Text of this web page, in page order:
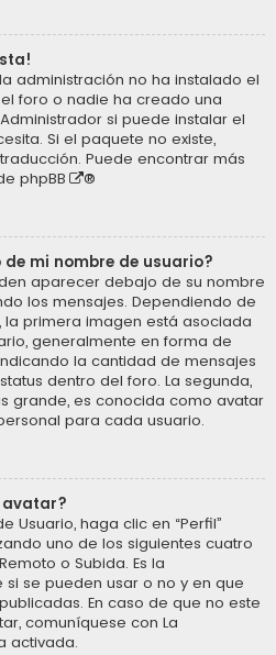
administración no ha instalado el
foro o nadie ha creado una
si puede instalar el
Si el paquete no existe,
Puede encontrar más
phpBB ®
mi nombre de usuario?
aparecer debajo de su nombre
los mensajes. Dependiendo de
la primera imagen está asociada
generalmente en forma de
la cantidad de mensajes
dentro del foro. La segunda,
grande, es conocida como avatar
para cada usuario.
avatar?
Usuario, haga clic en “Perfil”
uno de los siguientes cuatro
o Subida. Es la
se pueden usar o no y en que
En caso de que no este
comuníquese con La
activada.